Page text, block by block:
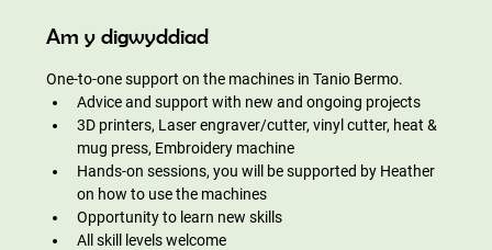
Am y digwyddiad
One-to-one support on the machines in Tanio Bermo.
Advice and support with new and ongoing projects
3D printers, Laser engraver/cutter, vinyl cutter, heat &
mug press, Embroidery machine
Hands-on sessions, you will be supported by Heather
on how to use the machines
Opportunity to learn new skills
All skill levels welcome